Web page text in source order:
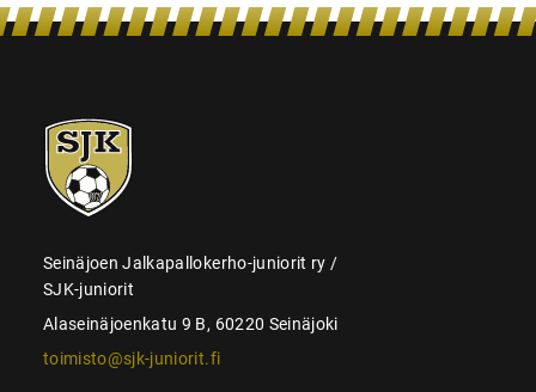
SJK-
juniorit
Seinäjoen Jalkapallokerho-juniorit ry /
SJK-juniorit
Alaseinäjoenkatu 9 B, 60220 Seinäjoki
toimisto@sjk-juniorit.fi